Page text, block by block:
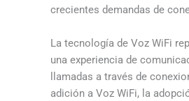
crecientes demandas de
La tecnología de Voz WiFi
una experiencia de
llamadas a través de
adición a Voz WiFi, la